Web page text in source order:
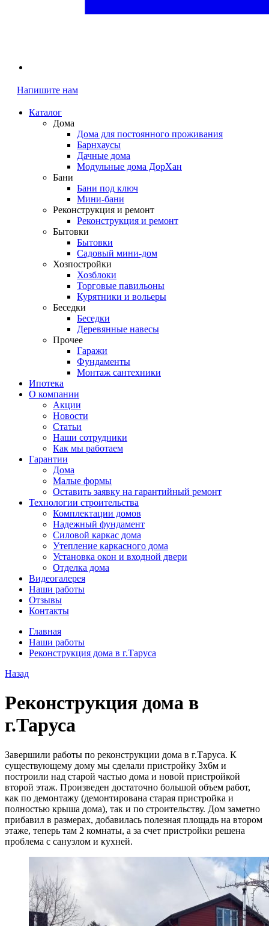
Напишите нам
Каталог
Дома
Дома для постоянного проживания
Барнхаусы
Дачные дома
Модульные дома ДорХан
Бани
Бани под ключ
Мини-бани
Реконструкция и ремонт
Реконструкция и ремонт
Бытовки
Бытовки
Садовый мини-дом
Хозпостройки
Хозблоки
Торговые павильоны
Курятники и вольеры
Беседки
Беседки
Деревянные навесы
Прочее
Гаражи
Фундаменты
Монтаж сантехники
Ипотека
О компании
Акции
Новости
Статьи
Наши сотрудники
Как мы работаем
Гарантии
Дома
Малые формы
Оставить заявку на гарантийный ремонт
Технологии строительства
Комплектации домов
Надежный фундамент
Силовой каркас дома
Утепление каркасного дома
Установка окон и входной двери
Отделка дома
Видеогалерея
Наши работы
Отзывы
Контакты
Главная
Наши работы
Реконструкция дома в г.Таруса
Назад
Реконструкция дома в
г.Таруса
Завершили работы по реконструкции дома в г.Таруса. К
существующему дому мы сделали пристройку 3х6м и
построили над старой частью дома и новой пристройкой
второй этаж. Произведен достаточно большой объем работ,
как по демонтажу (демонтирована старая пристройка и
полностью крыша дома), так и по строительству. Дом заметно
прибавил в размерах, добавилась полезная площадь на втором
этаже, теперь там 2 комнаты, а за счет пристройки решена
проблема с санузлом и кухней.